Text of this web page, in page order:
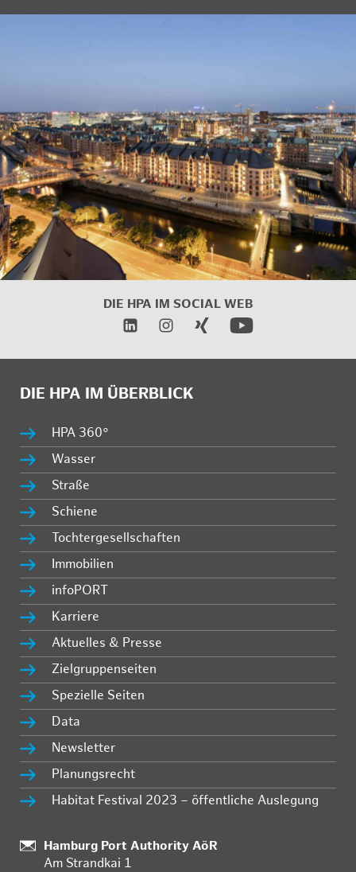
DIE HPA IM SOCIAL WEB
DIE HPA IM ÜBERBLICK
HPA 360°
Wasser
Straße
Schiene
Tochtergesellschaften
Immobilien
infoPORT
Karriere
Aktuelles & Presse
Zielgruppenseiten
Spezielle Seiten
Data
Newsletter
Planungsrecht
Habitat Festival 2023 – öffentliche Auslegung
Standort:
Hamburg Port Authority AöR
Am Strandkai 1